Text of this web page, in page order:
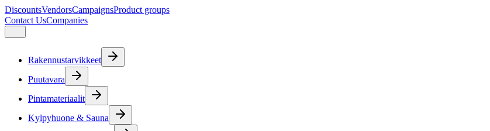
DiscountsVendorsCampaignsProduct groups
Contact UsCompanies
Rakennustarvikkeet
Puutavara
Pintamateriaalit
Kylpyhuone & Sauna